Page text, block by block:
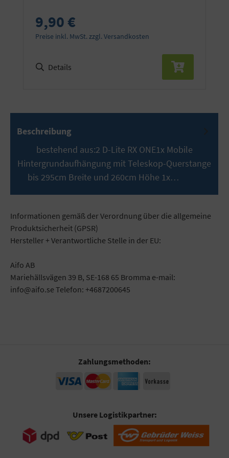
9,90 €
Preise inkl. MwSt. zzgl. Versandkosten
Details
Beschreibung
bestehend aus:2 D-Lite RX ONE1x Mobile
Hintergrundaufhängung mit Teleskop-Querstange
bis 295cm Breite und 260cm Höhe 1x…
Informationen gemäß der Verordnung über die allgemeine
Produktsicherheit (GPSR)
Hersteller + Verantwortliche Stelle in der EU:
Aifo AB
Mariehällsvägen 39 B, SE-168 65 Bromma e-mail:
info@aifo.se Telefon: +4687200645
Zahlungsmethoden:
Unsere Logistikpartner: